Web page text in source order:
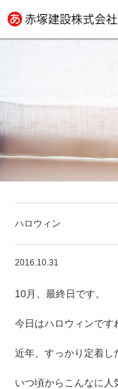
ハロウィン
2016.10.31
10月、最終日です。
今日はハロウィンです
近年、すっかり定着し
いつ頃からこんなに人